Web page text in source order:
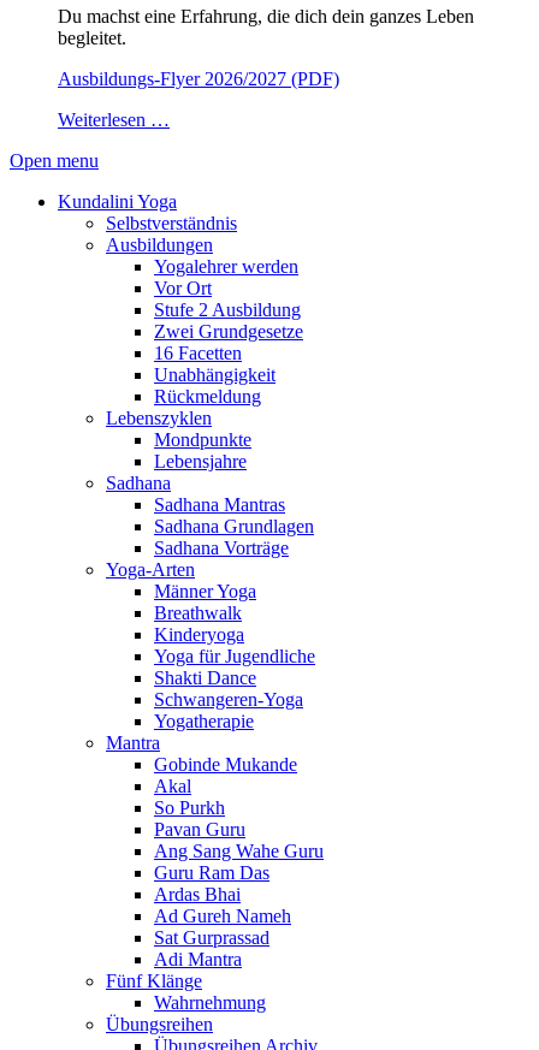
Du machst eine Erfahrung, die dich dein ganzes Leben
begleitet.
Ausbildungs-Flyer 2026/2027 (PDF)
Weiterlesen …
Open menu
Kundalini Yoga
Selbstverständnis
Ausbildungen
Yogalehrer werden
Vor Ort
Stufe 2 Ausbildung
Zwei Grundgesetze
16 Facetten
Unabhängigkeit
Rückmeldung
Lebenszyklen
Mondpunkte
Lebensjahre
Sadhana
Sadhana Mantras
Sadhana Grundlagen
Sadhana Vorträge
Yoga-Arten
Männer Yoga
Breathwalk
Kinderyoga
Yoga für Jugendliche
Shakti Dance
Schwangeren-Yoga
Yogatherapie
Mantra
Gobinde Mukande
Akal
So Purkh
Pavan Guru
Ang Sang Wahe Guru
Guru Ram Das
Ardas Bhai
Ad Gureh Nameh
Sat Gurprassad
Adi Mantra
Fünf Klänge
Wahrnehmung
Übungsreihen